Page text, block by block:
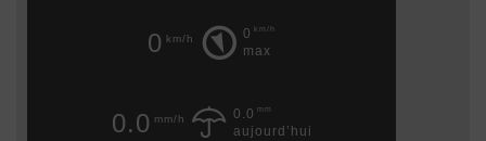
0 km/h 0 km/h
max
0.0 mm/h 0.0 mm
aujourd’hui